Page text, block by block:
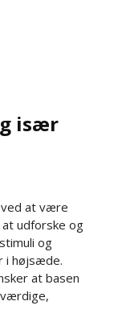
især
ved at være
udforske og
og
i højsæde.
at basen